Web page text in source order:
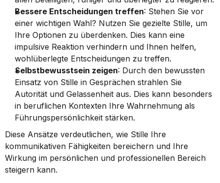
Bessere Entscheidungen treffen: Stehen Sie vor
einer wichtigen Wahl? Nutzen Sie gezielte Stille, um
Ihre Optionen zu überdenken. Dies kann eine
impulsive Reaktion verhindern und Ihnen helfen,
wohlüberlegte Entscheidungen zu treffen.
Selbstbewusstsein zeigen: Durch den bewussten
Einsatz von Stille in Gesprächen strahlen Sie
Autorität und Gelassenheit aus. Dies kann besonders
in beruflichen Kontexten Ihre Wahrnehmung als
Führungspersönlichkeit stärken.
Diese Ansätze verdeutlichen, wie Stille Ihre
kommunikativen Fähigkeiten bereichern und Ihre
Wirkung im persönlichen und professionellen Bereich
steigern kann.